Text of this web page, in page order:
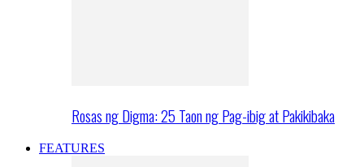
Rosas ng Digma: 25 Taon ng Pag-ibig at Pakikibaka
FEATURES